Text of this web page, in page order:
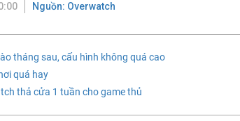
Nguồn: Overwatch
tháng sau, cấu hình không quá cao
quá hay
thả cửa 1 tuần cho game thủ